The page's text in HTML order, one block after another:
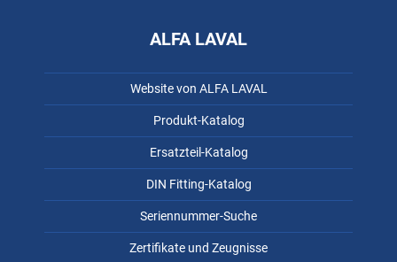
ALFA LAVAL
Website von ALFA LAVAL
Produkt-Katalog
Ersatzteil-Katalog
DIN Fitting-Katalog
Seriennummer-Suche
Zertifikate und Zeugnisse